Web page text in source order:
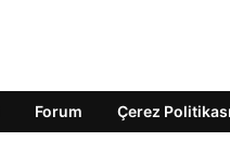
Forum Çerez Politikası